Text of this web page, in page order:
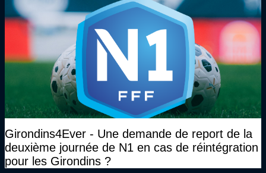
Girondins4Ever - Une demande de report de la
deuxième journée de N1 en cas de réintégration
pour les Girondins ?